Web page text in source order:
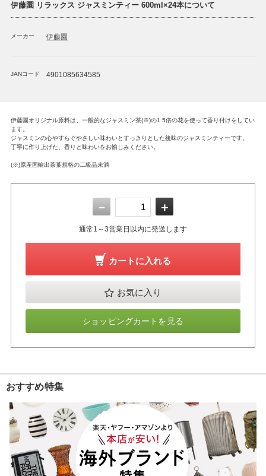
伊藤園 リラックス ジャスミンティー 600ml×24本について
メーカー 伊藤園
JANコード 4901085634585
伊藤園オリジナル原料は、一般的なジャスミン茶(※)の1.5倍の花を使って香り付けをしてい
ます。
ジャスミンの心やすらぐやさしい味わいとすっきりとした後味のジャスミンティーです。
丁寧に作り上げた、香りと味わいをお愉しみください。
(※)原産国輸出茶葉規格の二級品未満
－ ＋
通常1～3営業日以内に発送します
カートに入れる
お気に入り
ショッピングカートを見る
おすすめ特集